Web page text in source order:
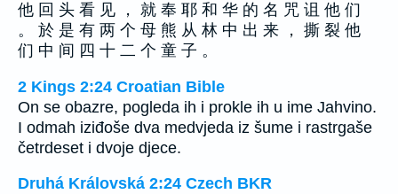
他 回 头 看 见 ， 就 奉 耶 和 华 的 名 咒 诅 他 们
。 於 是 有 两 个 母 熊 从 林 中 出 来 ， 撕 裂 他
们 中 间 四 十 二 个 童 子 。
2 Kings 2:24 Croatian Bible
On se obazre, pogleda ih i prokle ih u ime Jahvino.
I odmah iziđoše dva medvjeda iz šume i rastrgaše
četrdeset i dvoje djece.
Druhá Královská 2:24 Czech BKR